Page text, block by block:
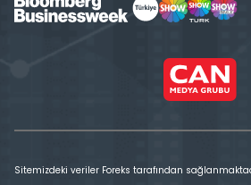
Sitemizdeki veriler Foreks tarafından